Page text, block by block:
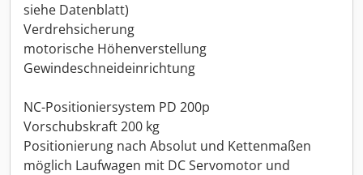
siehe Datenblatt)
Verdrehsicherung
motorische Höhenverstellung
Gewindeschneideinrichtung
NC-Positioniersystem PD 200p
Vorschubskraft 200 kg
Positionierung nach Absolut und Kettenmaßen
möglich Laufwagen mit DC Servomotor und